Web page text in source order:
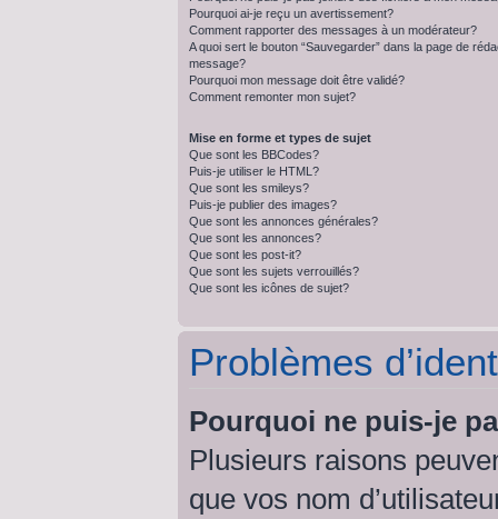
Pourquoi ai-je reçu un avertissement?
Comment rapporter des messages à un modérateur?
A quoi sert le bouton “Sauvegarder” dans la page de
message?
Pourquoi mon message doit être validé?
Comment remonter mon sujet?
Mise en forme et types de sujet
Que sont les BBCodes?
Puis-je utiliser le HTML?
Que sont les smileys?
Puis-je publier des images?
Que sont les annonces générales?
Que sont les annonces?
Que sont les post-it?
Que sont les sujets verrouillés?
Que sont les icônes de sujet?
Problèmes
Pourquoi ne puis-je
Plusieurs raisons
que vos nom